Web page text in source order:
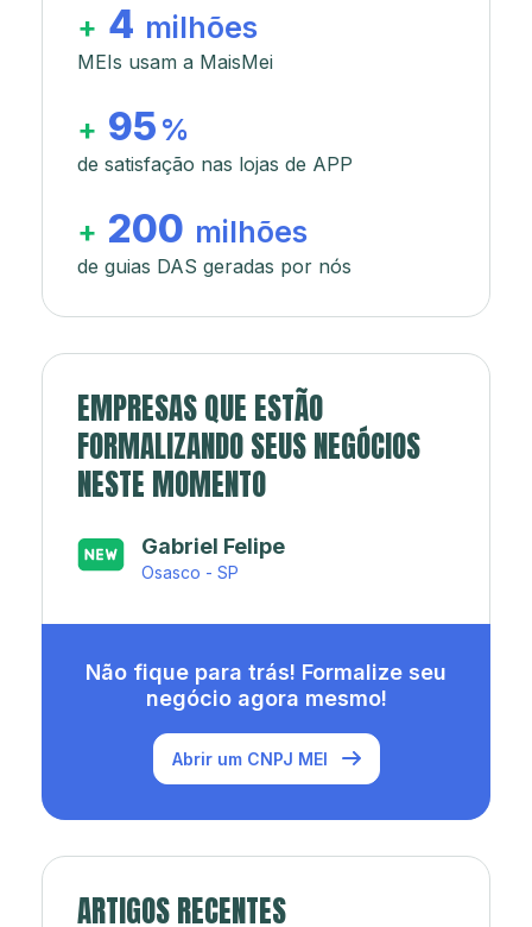
+ 4 milhões
MEIs usam a MaisMei
+ 95 %
de satisfação nas lojas de APP
+ 200 milhões
de guias DAS geradas por nós
EMPRESAS QUE ESTÃO
FORMALIZANDO SEUS NEGÓCIOS
NESTE MOMENTO
Japa’s açaí e sorveteria
Rio de Janeiro - RJ
Não fique para trás! Formalize seu
negócio agora mesmo!
Abrir um CNPJ MEI
ARTIGOS RECENTES